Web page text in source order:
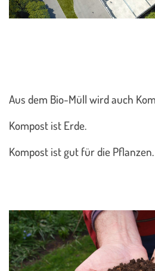
Aus dem Bio-Müll wird auch
Kompost ist Erde.
Kompost ist gut für die Pflanzen.